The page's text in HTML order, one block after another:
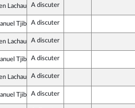
- Nouveau Front Populaire
Lachaud A discuter
et Républicaine
TjibaouA discuter
- Nouveau Front Populaire
Lachaud A discuter
et Républicaine
TjibaouA discuter
- Nouveau Front Populaire
Lachaud A discuter
et Républicaine
TjibaouA discuter